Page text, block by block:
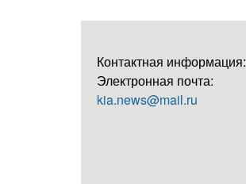
Контактная информация:
Электронная почта:
kia.news@mail.ru